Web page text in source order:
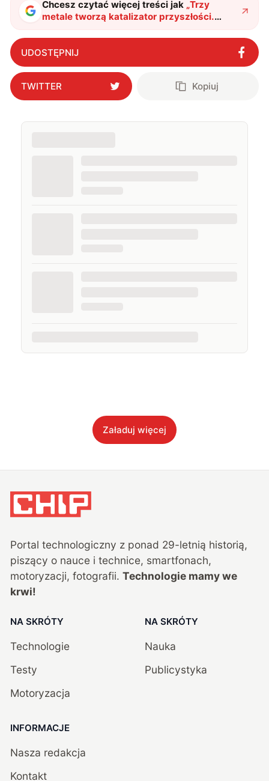
Chcesz czytać więcej treści jak „Trzy
metale tworzą katalizator przyszłości.
Metoda Habera i Boscha ma potężnego
konkurenta"?
UDOSTĘPNIJ
TWITTER Kopiuj
Załaduj więcej
Portal technologiczny z ponad 29-letnią historią,
piszący o nauce i technice, smartfonach,
motoryzacji, fotografii. Technologie mamy we
krwi!
NA SKRÓTY
Technologie
Testy
Motoryzacja
NA SKRÓTY
Nauka
Publicystyka
INFORMACJE
Nasza redakcja
Kontakt